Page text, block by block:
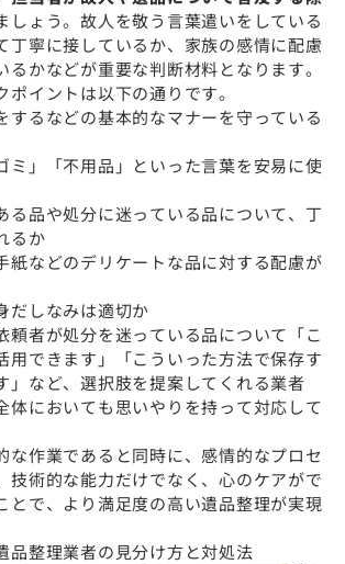
しょう。故人を敬う言葉遣いをしている
丁寧に接しているか、家族の感情に配慮
るかなどが重要な判断材料となります。
ポイントは以下の通りです。
するなどの基本的なマナーを守っている
ミ」「不用品」といった言葉を安易に使
る品や処分に迷っている品について、丁
るか
紙などのデリケートな品に対する配慮が
だしなみは適切か
頼者が処分を迷っている品について「こ
できます」「こういった方法で保存す
」など、選択肢を提案してくれる業者
体においても思いやりを持って対応して
な作業であると同時に、感情的なプロセ
技術的な能力だけでなく、心のケアがで
とで、より満足度の高い遺品整理が実現
品整理業者の見分け方と対処法